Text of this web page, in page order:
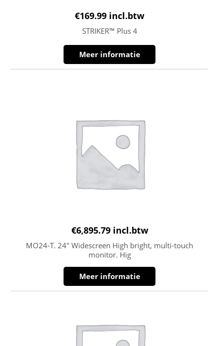
€169.99 incl.btw
STRIKER™ Plus 4
Meer informatie
€6,895.79 incl.btw
MO24-T. 24″ Widescreen High bright, multi-touch
monitor. Hig
Meer informatie